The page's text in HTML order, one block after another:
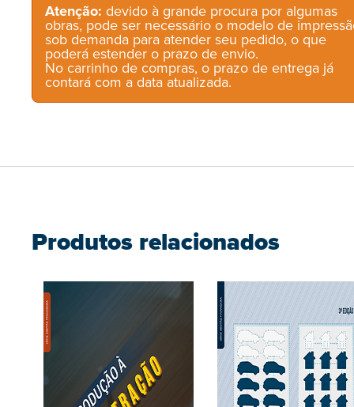
Atenção: devido à grande procura por algumas
obras, pode ser necessário o modelo de
sob demanda para atender seu pedido, o que
poderá estender o prazo de envio.
No carrinho de compras, o prazo de entrega já
contará com a data atualizada.
Produtos relacionados